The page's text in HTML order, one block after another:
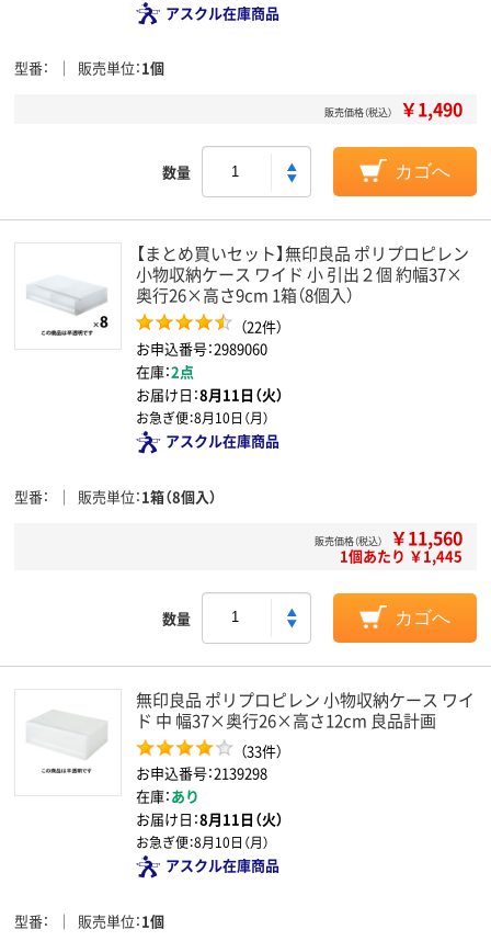
アスクル在庫商品
型番 販売単位 1個
販売価格（税込） ￥1,490
数量 カゴへ
【まとめ買いセット】無印良品 ポリプロピレン
小物収納ケース ワイド 小 引出２個 約幅37×
奥行26×高さ9cm 1箱（8個入）
（22件）
お申込番号：2989060
在庫：2点
お届け日：8月11日（火）
お急ぎ便：8月10日（月）
アスクル在庫商品
型番 販売単位 1箱（8個入）
販売価格（税込） ￥11,560
1個あたり ￥1,445
数量 カゴへ
無印良品 ポリプロピレン 小物収納ケース ワイ
ド 中 幅37×奥行26×高さ12cm 良品計画
（33件）
お申込番号：2139298
在庫：あり
お届け日：8月11日（火）
お急ぎ便：8月10日（月）
アスクル在庫商品
型番 販売単位 1個